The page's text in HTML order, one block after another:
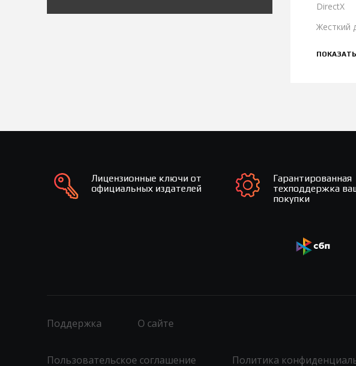
DirectX
Жесткий
Лицензионные ключи от
официальных издателей
Гарантированная
техподдержка
покупки
Поддержка О сайте
Пользовательское соглашение Политика